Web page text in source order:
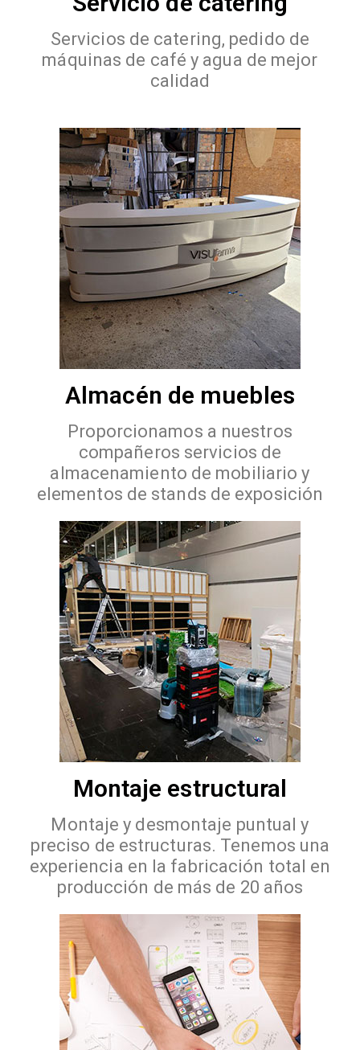
Servicios de catering, pedido de
máquinas de café y agua de mejor
calidad
Almacén de muebles
Proporcionamos a nuestros
compañeros servicios de
almacenamiento de mobiliario y
elementos de stands de exposición
Montaje estructural
Montaje y desmontaje puntual y
preciso de estructuras. Tenemos una
experiencia en la fabricación total en
producción de más de 20 años